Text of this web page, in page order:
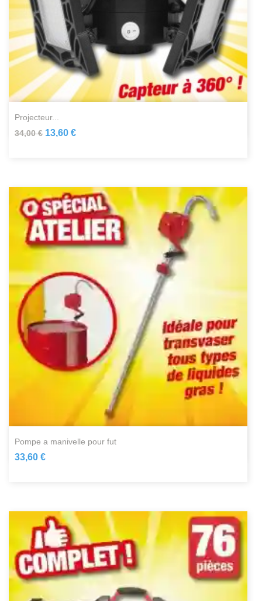
projecteur...
34,00 € 13,60 €
pompe a manivelle pour fut
33,60 €